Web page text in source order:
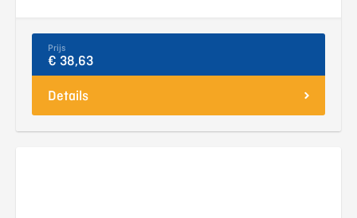
Prijs
€ 38,63
Details